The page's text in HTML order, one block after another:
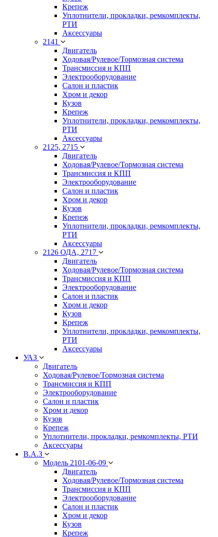
Крепеж
Уплотнители, прокладки, ремкомплекты,
РТИ
Аксессуары
2141
Двигатель
Ходовая/Рулевое/Тормозная система
Трансмиссия и КПП
Электрооборудование
Салон и пластик
Хром и декор
Кузов
Крепеж
Уплотнители, прокладки, ремкомплекты,
РТИ
Аксессуары
2125, 2715
Двигатель
Ходовая/Рулевое/Тормозная система
Трансмиссия и КПП
Электрооборудование
Салон и пластик
Хром и декор
Кузов
Крепеж
Уплотнители, прокладки, ремкомплекты,
РТИ
Аксессуары
2126 ОДА, 2717
Двигатель
Ходовая/Рулевое/Тормозная система
Трансмиссия и КПП
Электрооборудование
Салон и пластик
Хром и декор
Кузов
Крепеж
Уплотнители, прокладки, ремкомплекты,
РТИ
Аксессуары
УАЗ
Двигатель
Ходовая/Рулевое/Тормозная система
Трансмиссия и КПП
Электрооборудование
Салон и пластик
Хром и декор
Кузов
Крепеж
Уплотнители, прокладки, ремкомплекты, РТИ
Аксессуары
В.А.З
Модель 2101-06-09
Двигатель
Ходовая/Рулевое/Тормозная система
Трансмиссия и КПП
Электрооборудование
Салон и пластик
Хром и декор
Кузов
Крепеж